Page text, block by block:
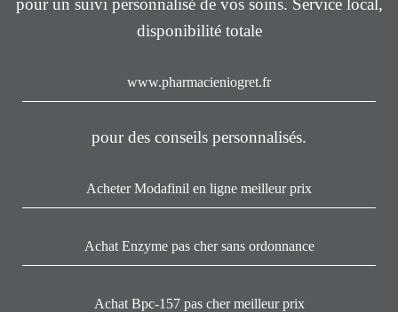
disponibilité totale
www.pharmacieniogret.fr
pour des conseils personnalisés.
Acheter Modafinil en ligne meilleur prix
Achat Enzyme pas cher sans ordonnance
Achat Bpc-157 pas cher meilleur prix